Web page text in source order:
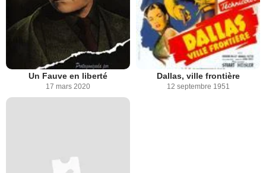
Un Fauve en liberté
17 mars 2020
Dallas, ville frontière
12 septembre 1951